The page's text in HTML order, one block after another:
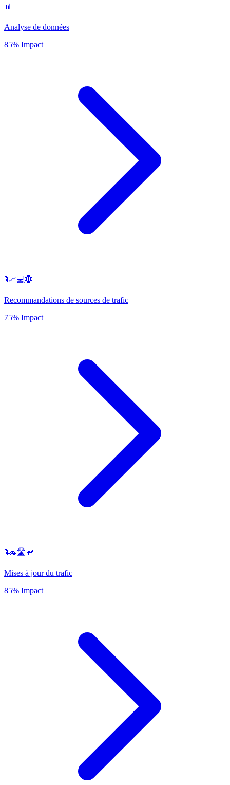
📊
Analyse de données
85% Impact
🚦📈💻🌐
Recommandations de sources de trafic
75% Impact
🚦🚗🛣️🚥
Mises à jour du trafic
85% Impact